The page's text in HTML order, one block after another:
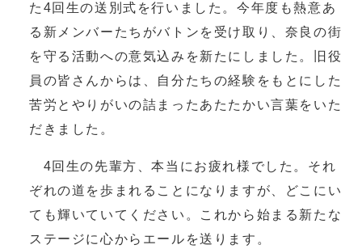
た4回生の送別式を行いました。今年度も熱意あ
る新メンバーたちがバトンを受け取り、奈良の街
を守る活動への意気込みを新たにしました。旧役
員の皆さんからは、自分たちの経験をもとにした
苦労とやりがいの詰まったあたたかい言葉をいた
だきました。
4回生の先輩方、本当にお疲れ様でした。それ
ぞれの道を歩まれることになりますが、どこにい
ても輝いていてください。これから始まる新たな
ステージに心からエールを送ります。